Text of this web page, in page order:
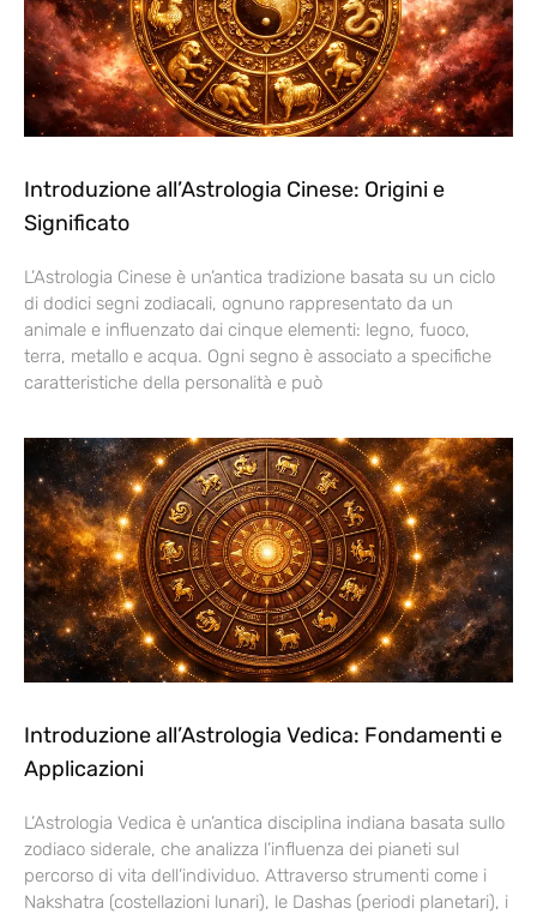
Introduzione all’Astrologia Cinese: Origini e
Significato
L’Astrologia Cinese è un’antica tradizione basata su un ciclo
di dodici segni zodiacali, ognuno rappresentato da un
animale e influenzato dai cinque elementi: legno, fuoco,
terra, metallo e acqua. Ogni segno è associato a specifiche
caratteristiche della personalità e può
Introduzione all’Astrologia Vedica: Fondamenti e
Applicazioni
L’Astrologia Vedica è un’antica disciplina indiana basata sullo
zodiaco siderale, che analizza l’influenza dei pianeti sul
percorso di vita dell’individuo. Attraverso strumenti come i
Nakshatra (costellazioni lunari), le Dashas (periodi planetari), i